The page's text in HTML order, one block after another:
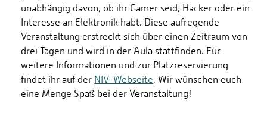
unabhängig davon, ob ihr Gamer seid, Hacker oder ein
Interesse an Elektronik habt. Diese aufregende
Veranstaltung erstreckt sich über einen Zeitraum von
drei Tagen und wird in der Aula stattfinden. Für
weitere Informationen und zur Platzreservierung
findet ihr auf der NIV-Webseite. Wir wünschen euch
eine Menge Spaß bei der Veranstaltung!